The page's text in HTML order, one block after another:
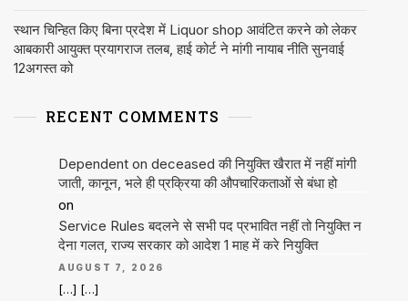
स्थान चिन्हित किए बिना प्रदेश में Liquor shop आवंटित करने को लेकर
आबकारी आयुक्त प्रयागराज तलब, हाई कोर्ट ने मांगी नायाब नीति सुनवाई
12अगस्त को
RECENT COMMENTS
Dependent on deceased की नियुक्ति खैरात में नहीं मांगी
जाती, कानून, भले ही प्रक्रिया की औपचारिकताओं से बंधा हो
on
Service Rules बदलने से सभी पद प्रभावित नहीं तो नियुक्ति न
देना गलत, राज्य सरकार को आदेश 1 माह में करे नियुक्ति
AUGUST 7, 2026
[…] […]